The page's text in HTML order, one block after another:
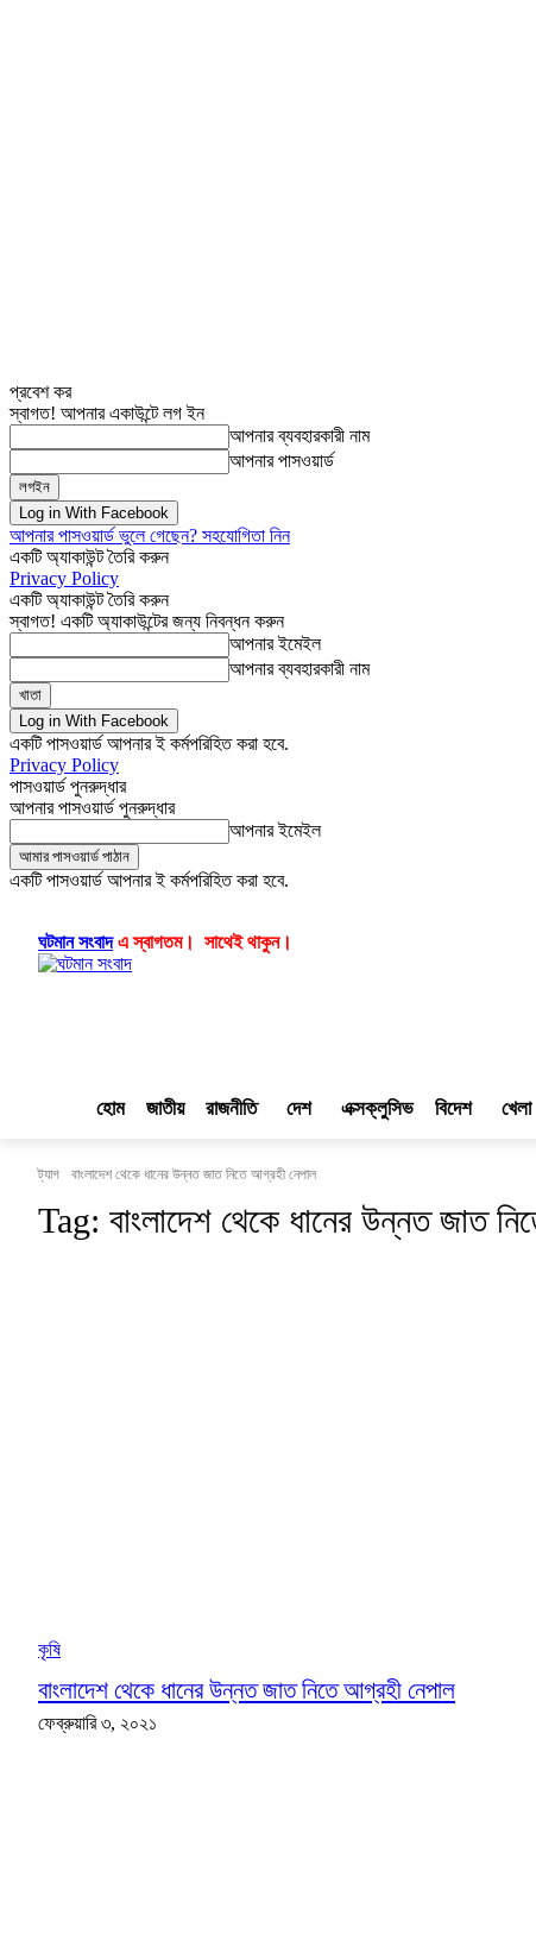
প্রবেশ কর
স্বাগত! আপনার একাউন্টে লগ ইন
আপনার ব্যবহারকারী নাম
আপনার পাসওয়ার্ড
Log in With Facebook
আপনার পাসওয়ার্ড ভুলে গেছেন? সহযোগিতা নিন
একটি অ্যাকাউন্ট তৈরি করুন
Privacy Policy
একটি অ্যাকাউন্ট তৈরি করুন
স্বাগত! একটি অ্যাকাউন্টের জন্য নিবন্ধন করুন
আপনার ইমেইল
আপনার ব্যবহারকারী নাম
Log in With Facebook
একটি পাসওয়ার্ড আপনার ই কর্মপরিহিত করা হবে.
Privacy Policy
পাসওয়ার্ড পুনরুদ্ধার
আপনার পাসওয়ার্ড পুনরুদ্ধার
আপনার ইমেইল
একটি পাসওয়ার্ড আপনার ই কর্মপরিহিত করা হবে.
ঘটমান সংবাদএ স্বাগতম। সাথেই থাকুন।
হোম জাতীয় রাজনীতি দেশ এক্সক্লুসিভ বিদেশ খেলা
ট্যাগ বাংলাদেশ থেকে ধানের উন্নত জাত নিতে আগ্রহী নেপাল
Tag: বাংলাদেশ থেকে ধানের উন্নত জাত
কৃষি
বাংলাদেশ থেকে ধানের উন্নত জাত নিতে আগ্রহী নেপাল
ফেব্রুয়ারি ৩, ২০২১